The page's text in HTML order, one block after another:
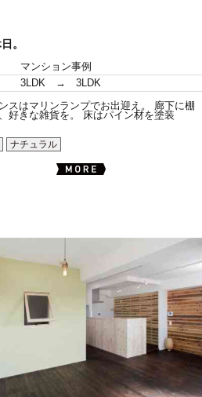
。
マンション事例
3LDK → 3LDK
スはマリンランプでお出迎え。 廊下に棚
好きな雑貨を。 床はパイン材を塗装
ナチュラル